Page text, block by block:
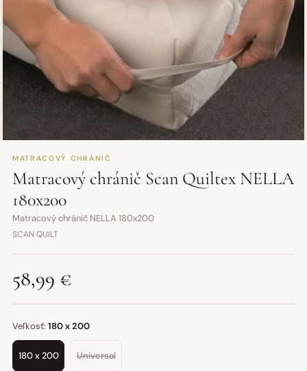
MATRACOVÝ CHRÁNIČ
Matracový chránič Scan Quiltex NELLA
180x200
Matracový chránič NELLA 180x200
SCAN QUILT
58,99 €
Veľkosť: 180 x 200
180 x 200 Universal